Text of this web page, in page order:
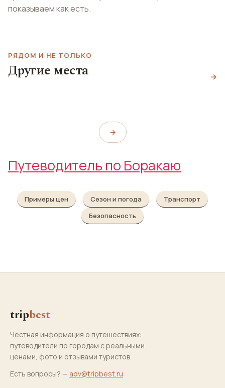
показываем как есть.
РЯДОМ И НЕ ТОЛЬКО
Другие места →
Juice Bar
→
Путеводитель по Боракаю
Примеры цен Сезон и погода
Транспорт
Безопасность
tripbest
Честная информация о путешествиях:
путеводители по городам с реальными
ценами, фото и отзывами туристов.
Есть вопросы? — adv@tripbest.ru